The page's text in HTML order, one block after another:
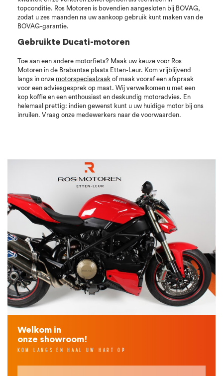
topconditie. Ros Motoren is bovendien aangesloten bij BOVAG,
zodat u zes maanden na uw aankoop gebruik kunt maken van de
BOVAG-garantie.
Gebruikte Ducati-motoren
Toe aan een andere motorfiets? Maak uw keuze voor Ros
Motoren in de Brabantse plaats Etten-Leur. Kom vrijblijvend
langs in onze motorspeciaalzaak of maak vooraf een afspraak
voor een adviesgesprek op maat. Wij verwelkomen u met een
kop koffie en een enthousiast en deskundig motoradvies. En
helemaal prettig: indien gewenst kunt u uw huidige motor bij ons
inruilen. Vraag onze medewerkers naar de voorwaarden.
Welkom in
onze showroom!
KOM LANGS EN HAAL UW HART OP